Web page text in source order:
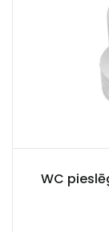
WC